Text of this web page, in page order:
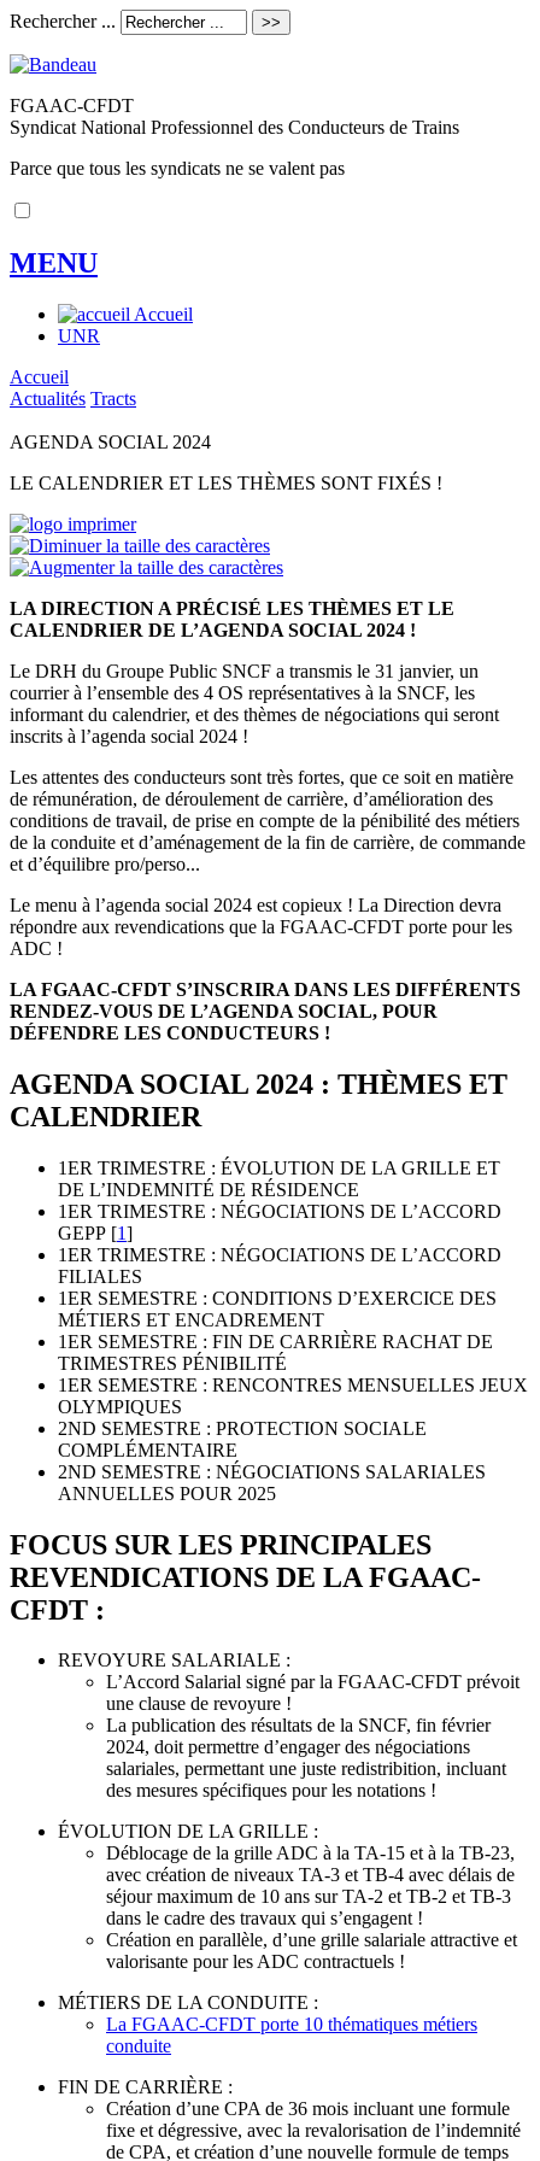
Rechercher ...
FGAAC-CFDT
Syndicat National Professionnel des Conducteurs de Trains
Parce que tous les syndicats ne se valent pas
MENU
Accueil
UNR
Accueil
Actualités Tracts
AGENDA SOCIAL 2024
LE CALENDRIER ET LES THÈMES SONT FIXÉS !
LA DIRECTION A PRÉCISÉ LES THÈMES ET LE
CALENDRIER DE L’AGENDA SOCIAL 2024 !
Le DRH du Groupe Public SNCF a transmis le 31 janvier, un
courrier à l’ensemble des 4 OS représentatives à la SNCF, les
informant du calendrier, et des thèmes de négociations qui seront
inscrits à l’agenda social 2024 !
Les attentes des conducteurs sont très fortes, que ce soit en matière
de rémunération, de déroulement de carrière, d’amélioration des
conditions de travail, de prise en compte de la pénibilité des métiers
de la conduite et d’aménagement de la fin de carrière, de commande
et d’équilibre pro/perso...
Le menu à l’agenda social 2024 est copieux ! La Direction devra
répondre aux revendications que la FGAAC-CFDT porte pour les
ADC !
LA FGAAC-CFDT S’INSCRIRA DANS LES DIFFÉRENTS
RENDEZ-VOUS DE L’AGENDA SOCIAL, POUR
DÉFENDRE LES CONDUCTEURS !
AGENDA SOCIAL 2024 : THÈMES ET
CALENDRIER
1ER TRIMESTRE : ÉVOLUTION DE LA GRILLE ET
DE L’INDEMNITÉ DE RÉSIDENCE
1ER TRIMESTRE : NÉGOCIATIONS DE L’ACCORD
GEPP [1]
1ER TRIMESTRE : NÉGOCIATIONS DE L’ACCORD
FILIALES
1ER SEMESTRE : CONDITIONS D’EXERCICE DES
MÉTIERS ET ENCADREMENT
1ER SEMESTRE : FIN DE CARRIÈRE RACHAT DE
TRIMESTRES PÉNIBILITÉ
1ER SEMESTRE : RENCONTRES MENSUELLES JEUX
OLYMPIQUES
2ND SEMESTRE : PROTECTION SOCIALE
COMPLÉMENTAIRE
2ND SEMESTRE : NÉGOCIATIONS SALARIALES
ANNUELLES POUR 2025
FOCUS SUR LES PRINCIPALES
REVENDICATIONS DE LA FGAAC-
CFDT :
REVOYURE SALARIALE :
L’Accord Salarial signé par la FGAAC-CFDT prévoit
une clause de revoyure !
La publication des résultats de la SNCF, fin février
2024, doit permettre d’engager des négociations
salariales, permettant une juste redistribition, incluant
des mesures spécifiques pour les notations !
ÉVOLUTION DE LA GRILLE :
Déblocage de la grille ADC à la TA-15 et à la TB-23,
avec création de niveaux TA-3 et TB-4 avec délais de
séjour maximum de 10 ans sur TA-2 et TB-2 et TB-3
dans le cadre des travaux qui s’engagent !
Création en parallèle, d’une grille salariale attractive et
valorisante pour les ADC contractuels !
MÉTIERS DE LA CONDUITE :
La FGAAC-CFDT porte 10 thématiques métiers
conduite
FIN DE CARRIÈRE :
Création d’une CPA de 36 mois incluant une formule
fixe et dégressive, avec la revalorisation de l’indemnité
de CPA, et création d’une nouvelle formule de temps